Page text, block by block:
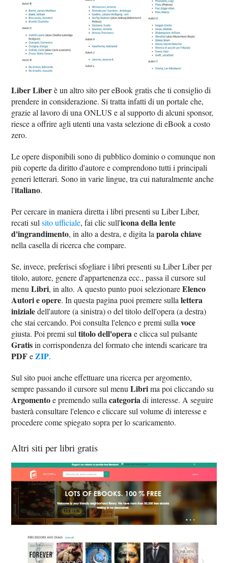
Liber Liberè un altro sito per eBook gratis che ti consiglio di
prendere in considerazione. Si tratta infatti di un portale che,
grazie al lavoro di una ONLUS e al supporto di alcuni sponsor,
riesce a offrire agli utenti una vasta selezione di eBook a costo
zero.
Le opere disponibili sono di pubblico dominio o comunque non
più coperte da diritto d'autore e comprendono tutti i principali
generi letterari. Sono in varie lingue, tra cui naturalmente anche
l'italiano.
Per cercare in maniera diretta i libri presenti su Liber Liber,
recati sulsito ufficiale, fai clic sull'icona della lente
d'ingrandimento, in alto a destra, e digita laparola chiave
nella casella di ricerca che compare.
Se, invece, preferisci sfogliare i libri presenti su Liber Liber per
titolo, autore, genere d'appartenenza ecc., passa il cursore sul
menuLibri, in alto. A questo punto puoi selezionareElenco
Autori e opere. In questa pagina puoi premere sullalettera
inizialedell'autore (a sinistra) o del titolo dell'opera (a destra)
che stai cercando. Poi consulta l'elenco e premi sullavoce
giusta. Poi premi sultitolo dell'operae clicca sul pulsante
Gratisin corrispondenza del formato che intendi scaricare tra
PDFe ZIP.
Sul sito puoi anche effettuare una ricerca per argomento,
sempre passando il cursore sul menuLibrima poi cliccando su
Argomentoe premendo sullacategoriadi interesse. A seguire
basterà consultare l'elenco e cliccare sul volume di interesse e
procedere come spiegato sopra per lo scaricamento.
Altri siti per libri gratis